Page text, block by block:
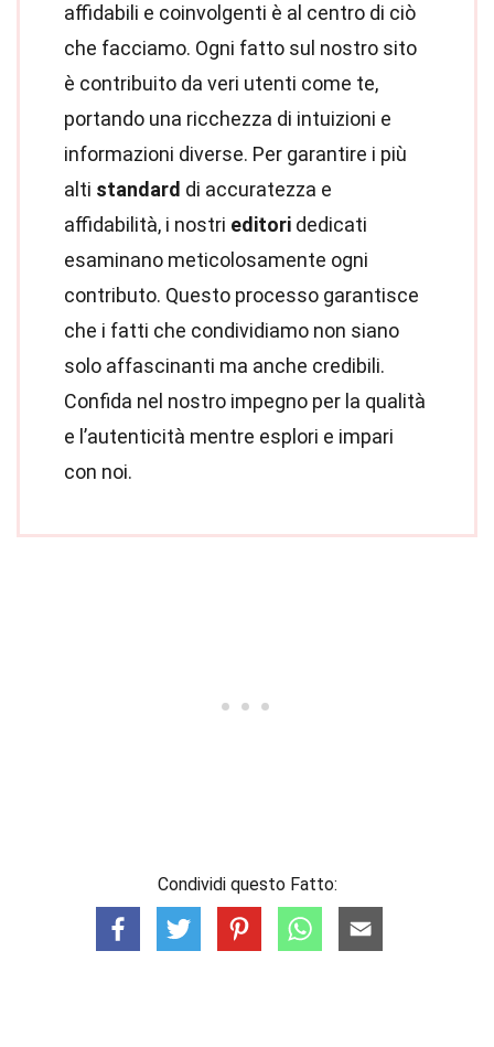
affidabili e coinvolgenti è al centro di ciò
che facciamo. Ogni fatto sul nostro sito
è contribuito da veri utenti come te,
portando una ricchezza di intuizioni e
informazioni diverse. Per garantire i più
alti standard di accuratezza e
affidabilità, i nostri editori dedicati
esaminano meticolosamente ogni
contributo. Questo processo garantisce
che i fatti che condividiamo non siano
solo affascinanti ma anche credibili.
Confida nel nostro impegno per la qualità
e l’autenticità mentre esplori e impari
con noi.
Condividi questo Fatto: